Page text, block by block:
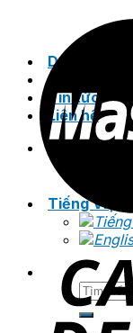
Dự án
Catalogue
Tin tức
Liên hệ
Tiếng Việt
Tìm
kiếm: